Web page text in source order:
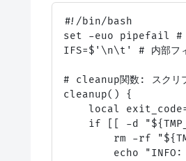
#!/bin/bash
set -euo pipefail # -e:
IFS=$'\n\t' # 内部フィー
# cleanup関数: スクリプ
cleanup() {
local
if [[ -d
rm -rf
echo